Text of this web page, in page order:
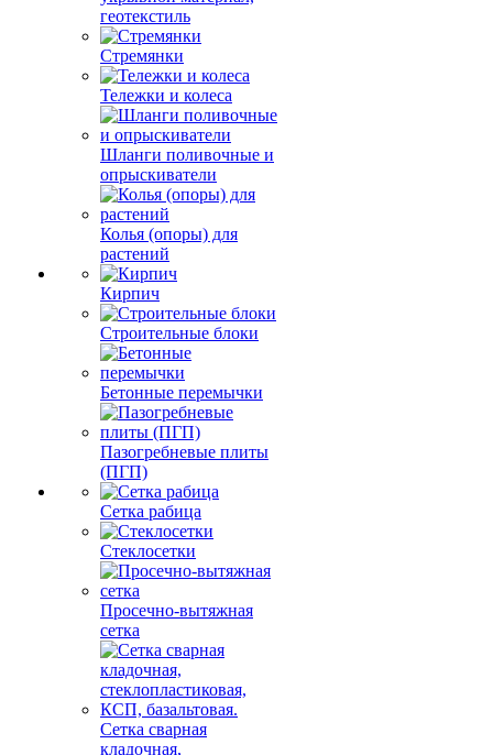
геотекстиль
Стремянки
Тележки и колеса
Шланги поливочные и
опрыскиватели
Колья (опоры) для
растений
Кирпич
Строительные блоки
Бетонные перемычки
Пазогребневые плиты
(ПГП)
Сетка рабица
Стеклосетки
Просечно-вытяжная
сетка
Сетка сварная
кладочная,